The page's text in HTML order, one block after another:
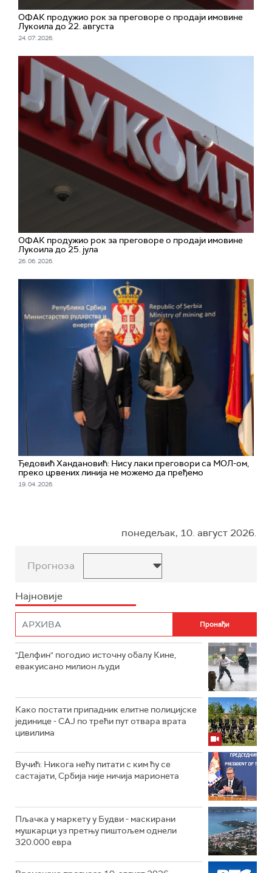
ОФАК продужио рок за преговоре о продаји имовине
Лукоила до 22. августа
24. 07. 2026.
ОФАК продужио рок за преговоре о продаји имовине
Лукоила до 25. јула
26. 06. 2026.
Ђедовић Хандановић: Нису лаки преговори са МОЛ-ом,
преко црвених линија не можемо да пређемо
19. 04. 2026.
понедељак, 10. август 2026.
Прогноза
Најновије
"Делфин" погодио источну обалу Кине,
евакуисано милион људи
Како постати припадник елитне полицијске
јединице - СAJ по трећи пут отвара врата
цивилима
Вучић: Никога нећу питати с ким ћу се
састајати, Србија није ничија марионета
Пљачка у маркету у Будви - маскирани
мушкарци уз претњу пиштољем однели
320.000 евра